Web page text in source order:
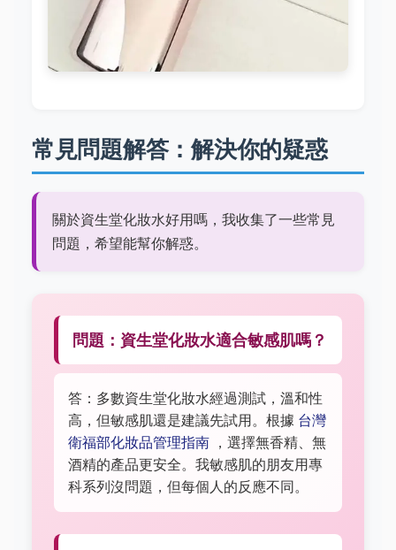
常見問題解答：解決你的疑惑
關於資生堂化妝水好用嗎，我收集了一些常見
問題，希望能幫你解惑。
問題：資生堂化妝水適合敏感肌嗎？
答：多數資生堂化妝水經過測試，溫和性
高，但敏感肌還是建議先試用。根據 台灣
衛福部化妝品管理指南 ，選擇無香精、無
酒精的產品更安全。我敏感肌的朋友用專
科系列沒問題，但每個人的反應不同。